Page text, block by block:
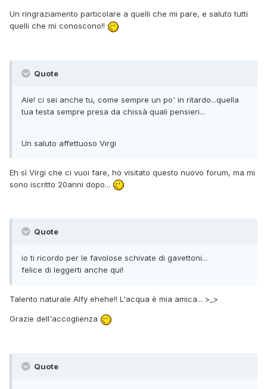
Un ringraziamento particolare a quelli che mi pare, e saluto tutti
quelli che mi conoscono!!
Quote
Ale! ci sei anche tu, come sempre un po' in ritardo...quella
tua testa sempre presa da chissà quali pensieri...
Un saluto affettuoso Virgi
Eh sì Virgi che ci vuoi fare, ho visitato questo nuovo forum, ma mi
sono iscritto 20anni dopo...
Quote
io ti ricordo per le favolose schivate di gavettoni...
felice di leggerti anche qui!
Talento naturale Alfy ehehe!! L'acqua è mia amica... >_>
Grazie dell'accoglienza
Quote